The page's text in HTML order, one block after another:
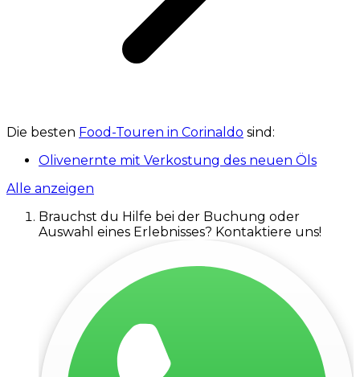
Die besten Food-Touren in Corinaldo sind:
Olivenernte mit Verkostung des neuen Öls
Alle anzeigen
Brauchst du Hilfe bei der Buchung oder
Auswahl eines Erlebnisses? Kontaktiere uns!